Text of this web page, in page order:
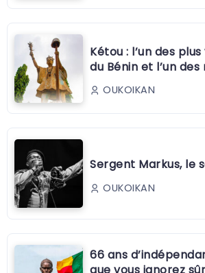
Kétou : l’un des
du Bénin et l’un
OUKOIKAN
Sergent Markus, le
OUKOIKAN
66 ans